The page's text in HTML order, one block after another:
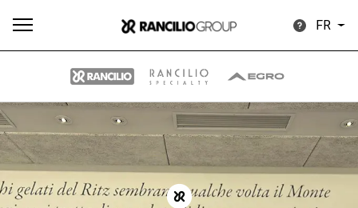
FR
Toutes Produits Nouvelles Télécharger
Plus
de